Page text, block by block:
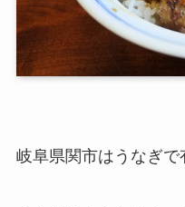
岐阜県関市はうなぎで